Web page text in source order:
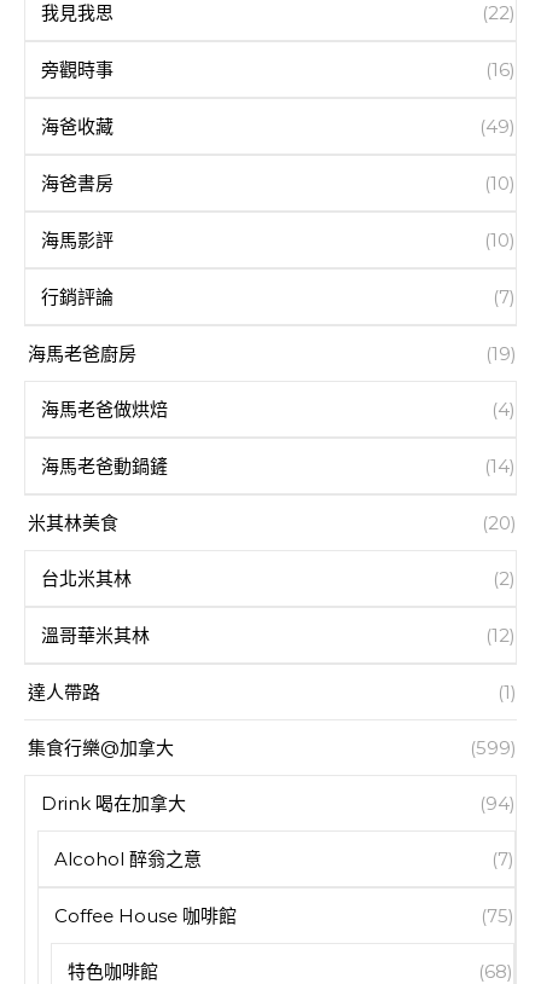
我見我思 (22)
旁觀時事 (16)
海爸收藏 (49)
海爸書房 (10)
海馬影評 (10)
行銷評論 (7)
海馬老爸廚房 (19)
海馬老爸做烘焙 (4)
海馬老爸動鍋鏟 (14)
米其林美食 (20)
台北米其林 (2)
溫哥華米其林 (12)
達人帶路 (1)
集食行樂@加拿大 (599)
Drink 喝在加拿大 (94)
Alcohol 醉翁之意 (7)
Coffee House 咖啡館 (75)
特色咖啡館 (68)